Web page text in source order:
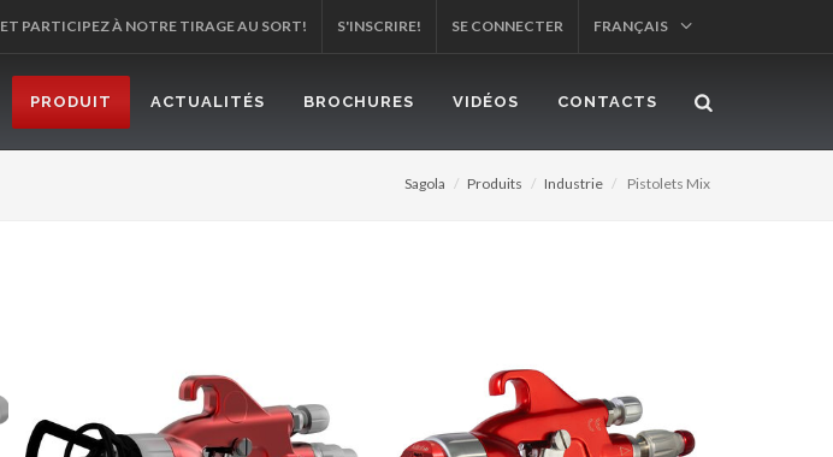
ET PARTICIPEZ À NOTRE TIRAGE AU SORT! S'INSCRIRE! SE CONNECTER FRANÇAIS
PRODUIT ACTUALITÉS BROCHURES VIDÉOS CONTACTS
Sagola Produits Industrie Pistolets Mix